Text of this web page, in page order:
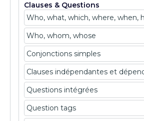
Clauses & Questions
Who, what, which, where, when,
Who, whom, whose
Conjonctions simples
Clauses indépendantes et
Questions intégrées
Question tags